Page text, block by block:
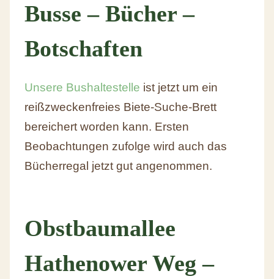
Busse – Bücher –
Botschaften
Unsere Bushaltestelle ist jetzt um ein
reißzweckenfreies Biete-Suche-Brett
bereichert worden kann. Ersten
Beobachtungen zufolge wird auch das
Bücherregal jetzt gut angenommen.
Obstbaumallee
Hathenower Weg –